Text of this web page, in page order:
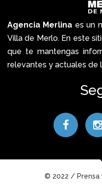
Agencia Merlina es un
Villa de Merlo. En este
que te mantengas
relevantes y actuales de
© 2022 / Prensa